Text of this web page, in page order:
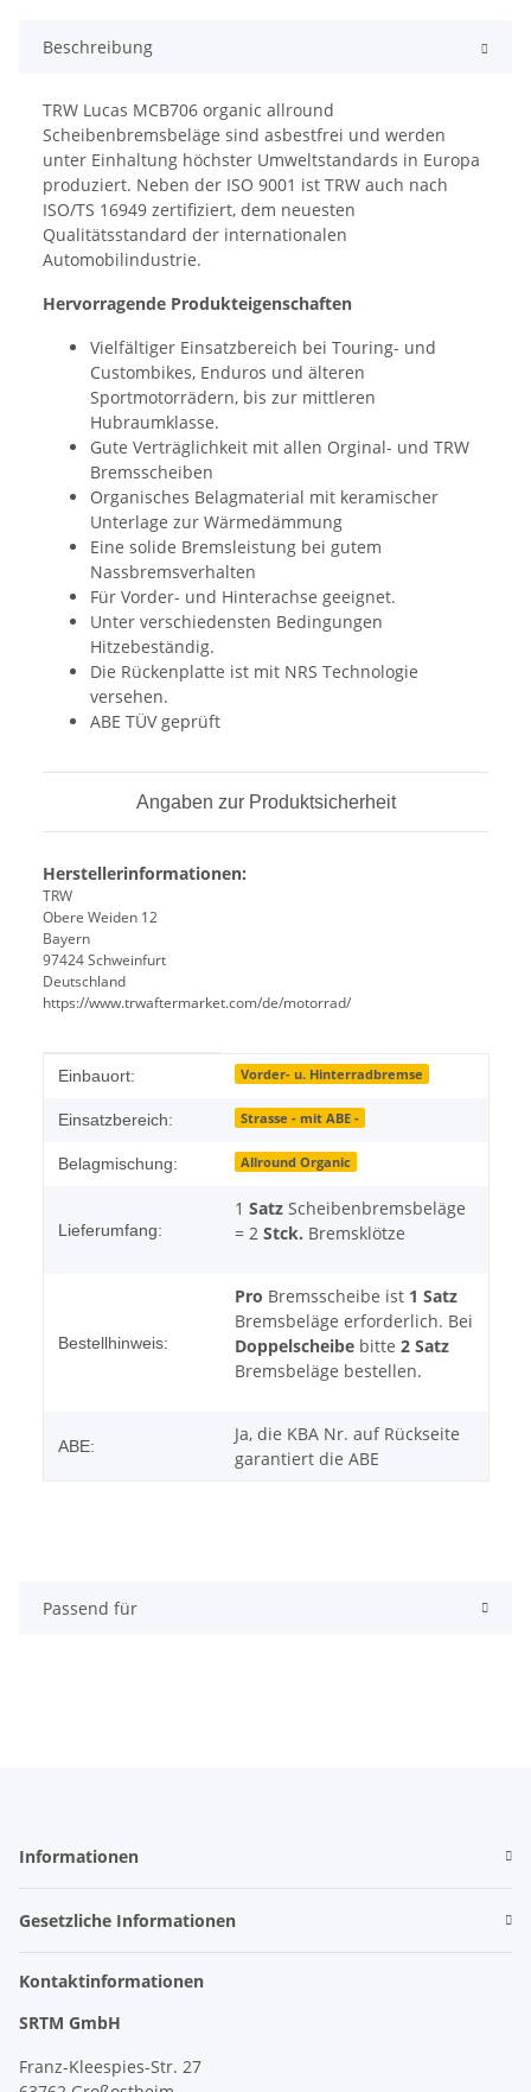
Beschreibung
TRW Lucas MCB706 organic allround
Scheibenbremsbeläge sind asbestfrei und werden
unter Einhaltung höchster Umweltstandards in Europa
produziert. Neben der ISO 9001 ist TRW auch nach
ISO/TS 16949 zertifiziert, dem neuesten
Qualitätsstandard der internationalen
Automobilindustrie.
Hervorragende Produkteigenschaften
Vielfältiger Einsatzbereich bei Touring- und
Custombikes, Enduros und älteren
Sportmotorrädern, bis zur mittleren
Hubraumklasse.
Gute Verträglichkeit mit allen Orginal- und TRW
Bremsscheiben
Organisches Belagmaterial mit keramischer
Unterlage zur Wärmedämmung
Eine solide Bremsleistung bei gutem
Nassbremsverhalten
Für Vorder- und Hinterachse geeignet.
Unter verschiedensten Bedingungen
Hitzebeständig.
Die Rückenplatte ist mit NRS Technologie
versehen.
ABE TÜV geprüft
Angaben zur Produktsicherheit
Herstellerinformationen:
TRW
Obere Weiden 12
Bayern
97424 Schweinfurt
Deutschland
https://www.trwaftermarket.com/de/motorrad/
Produkteigenschaft
Wert
Einbauort: Vorder- u. Hinterradbremse
Einsatzbereich: Strasse - mit ABE -
Belagmischung: Allround Organic
Lieferumfang:
1 Satz Scheibenbremsbeläge
= 2 Stck. Bremsklötze
Bestellhinweis:
Pro Bremsscheibe ist 1 Satz
Bremsbeläge erforderlich. Bei
Doppelscheibe bitte 2 Satz
Bremsbeläge bestellen.
ABE:
Ja, die KBA Nr. auf Rückseite
garantiert die ABE
Passend für
Informationen
Gesetzliche Informationen
Kontaktinformationen
SRTM GmbH
Franz-Kleespies-Str. 27